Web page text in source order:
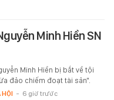
Minh Hiền SN
Minh Hiền bị bắt về tội
đảo chiếm đoạt tài sản".
HỘI - 6 giờ trước